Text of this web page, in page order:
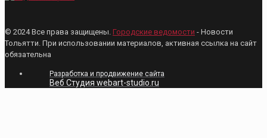
© 2024 Все права защищены. Городские ведомости - Новости
Тольятти. При использовании материалов, активная ссылка на сайт
обязательна
Разработка и продвижение сайта
Веб Студия webart-studio.ru